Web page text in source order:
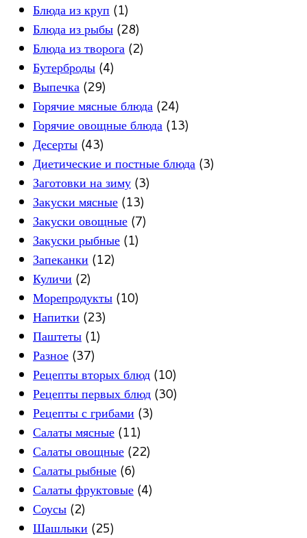
Блюда из круп (1)
Блюда из рыбы (28)
Блюда из творога (2)
Бутерброды (4)
Выпечка (29)
Горячие мясные блюда (24)
Горячие овощные блюда (13)
Десерты (43)
Диетические и постные блюда (3)
Заготовки на зиму (3)
Закуски мясные (13)
Закуски овощные (7)
Закуски рыбные (1)
Запеканки (12)
Куличи (2)
Морепродукты (10)
Напитки (23)
Паштеты (1)
Разное (37)
Рецепты вторых блюд (10)
Рецепты первых блюд (30)
Рецепты с грибами (3)
Салаты мясные (11)
Салаты овощные (22)
Салаты рыбные (6)
Салаты фруктовые (4)
Соусы (2)
Шашлыки (25)